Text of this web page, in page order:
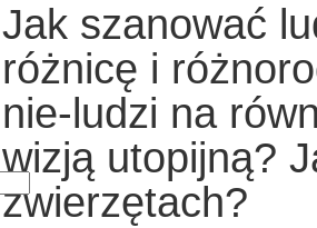
Jak szanować
różnicę i
nie-ludzi na
wizją utopijną?
zwierzętach?